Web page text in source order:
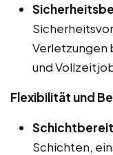
Verletzungen
und
Flexibilität und
Schichten,